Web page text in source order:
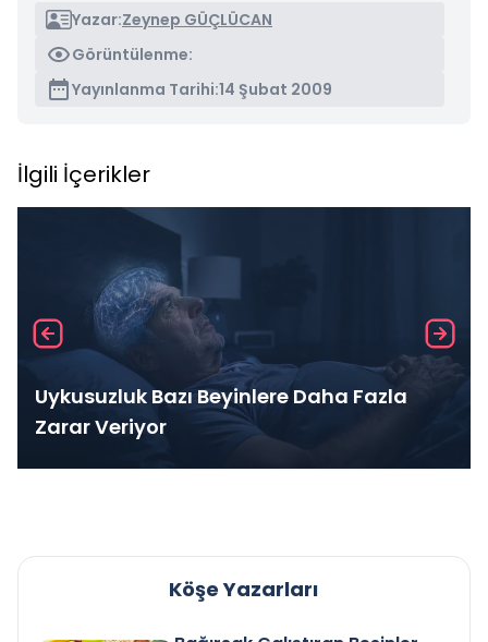
Yazar:Zeynep GÜÇLÜCAN
Görüntülenme:
Yayınlanma Tarihi:14 Şubat 2009
İlgili İçerikler
Uykusuzluk Bazı Beyinlere Daha Fazla
Zarar Veriyor
Köşe Yazarları